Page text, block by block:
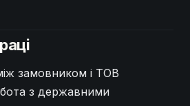
замовником і ТОВ
з державними